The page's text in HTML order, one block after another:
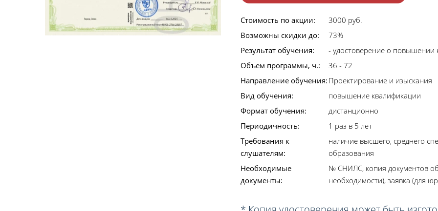
Стоимость по акции:
3000 руб.
Возможны скидки до:
73%
Результат обучения:
- удостоверение о повышении
Объем программы, ч.:
36 - 72
Направление обучения: Проектирование и изыскания
Вид обучения:
повышение квалификации
Формат обучения:
дистанционно
Периодичность:
1 раз в 5 лет
Требования к
слушателям:
наличие высшего, среднего
образования
Необходимые
документы:
№ СНИЛС, копия документов
необходимости), заявка (для